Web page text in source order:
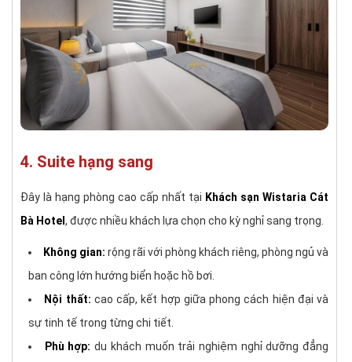
4. Suite hạng sang
Đây là hạng phòng cao cấp nhất tại Khách sạn Wistaria Cát
Bà Hotel, được nhiều khách lựa chọn cho kỳ nghỉ sang trọng.
Không gian: rộng rãi với phòng khách riêng, phòng ngủ và
ban công lớn hướng biển hoặc hồ bơi.
Nội thất: cao cấp, kết hợp giữa phong cách hiện đại và
sự tinh tế trong từng chi tiết.
Phù hợp: du khách muốn trải nghiệm nghỉ dưỡng đẳng